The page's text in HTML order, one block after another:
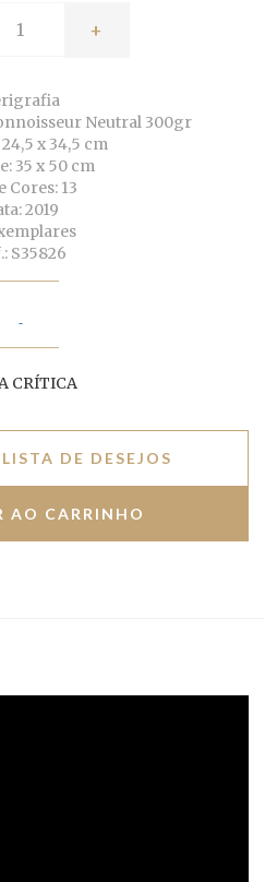
+
Neutral 300gr
x 34,5 cm
35 x 50 cm
Cores: 13
2019
S35826
CRÍTICA
DE DESEJOS